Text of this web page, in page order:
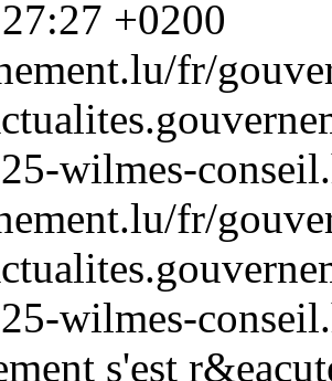
+0200
fr/
wilmes-
fr/
wilmes-
s'est